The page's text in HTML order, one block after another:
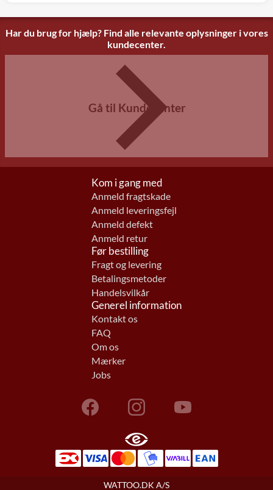
Har du brug for hjælp? Find alle relevante oplysninger i vores
kundecenter.
Gå til Kundecenter
Kom i gang med
Anmeld fragtskade
Anmeld leveringsfejl
Anmeld defekt
Anmeld retur
Før bestilling
Fragt og levering
Betalingsmetoder
Handelsvilkår
Generel information
Kontakt os
FAQ
Om os
Mærker
Jobs
WATTOO.DK A/S